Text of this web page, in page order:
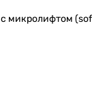
с микролифтом